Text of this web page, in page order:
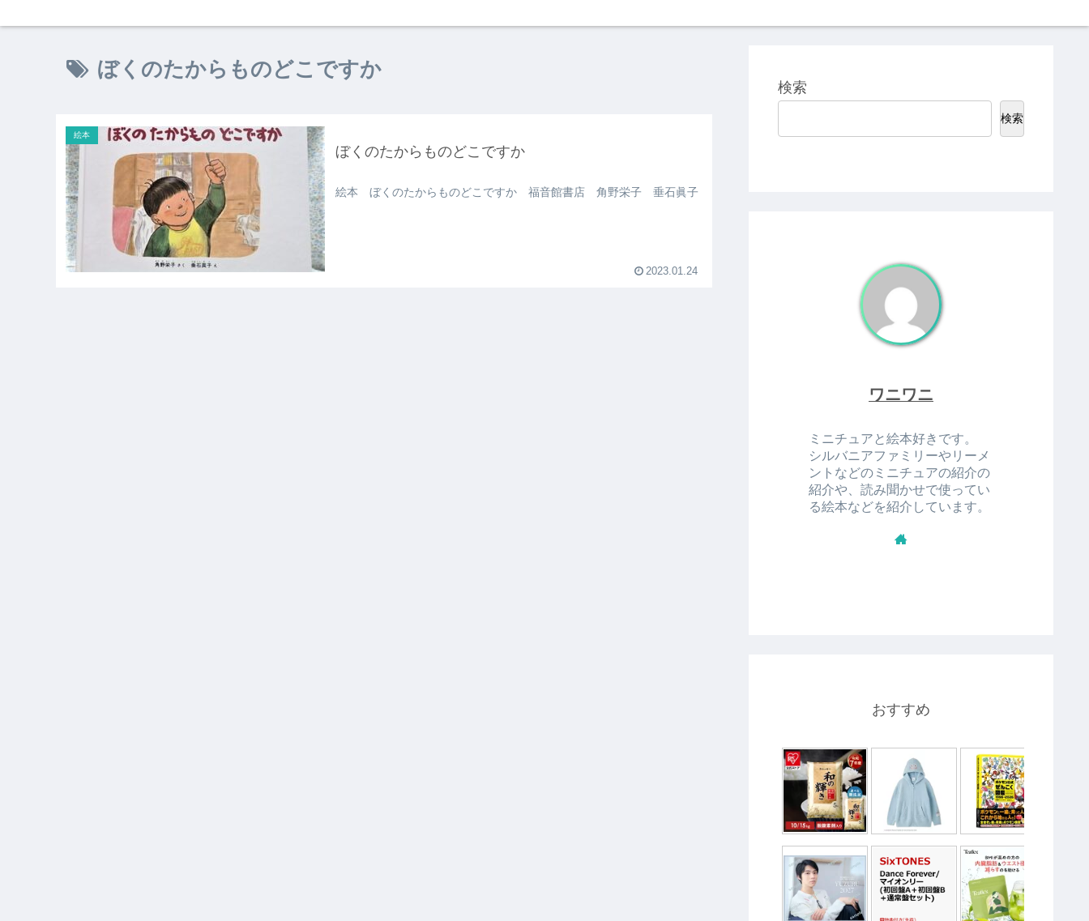
ぼくのたからものどこですか
絵本
ぼくのたからものどこですか
絵本 ぼくのたからものどこですか 福音館書店 角野栄子 垂石眞子
2023.01.24
検索
検索
ワニワニ
ミニチュアと絵本好きです。
シルバニアファミリーやリーメ
ントなどのミニチュアの紹介の
紹介や、読み聞かせで使ってい
る絵本などを紹介しています。
おすすめ